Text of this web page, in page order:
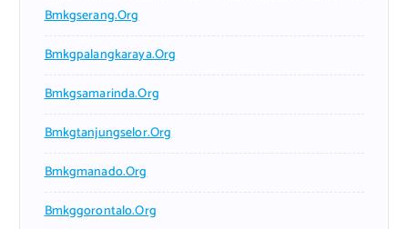
Bmkgserang.org
Bmkgpalangkaraya.org
Bmkgsamarinda.org
Bmkgtanjungselor.org
Bmkgmanado.org
Bmkggorontalo.org